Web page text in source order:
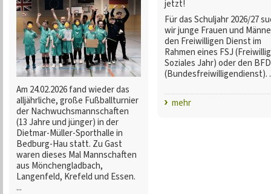
Am 24.02.2026 fand wieder das
alljährliche, große Fußballturnier
der Nachwuchsmannschaften
(13 Jahre und jünger) in der
Dietmar-Müller-Sporthalle in
Bedburg-Hau statt. Zu Gast
waren dieses Mal Mannschaften
aus Mönchengladbach,
Langenfeld, Krefeld und Essen.
...
jetzt!
Für das Schuljahr 2026/27
wir junge Frauen und
den Freiwilligen Dienst im
Rahmen eines FSJ
Soziales Jahr) oder den BFD
(Bundesfreiwilligendienst).
mehr